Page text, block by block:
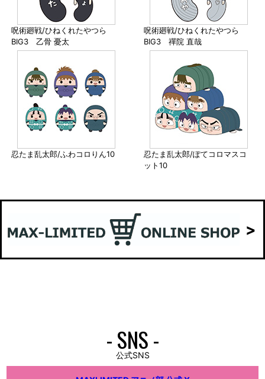
呪術廻戦/ひねくれたやつら
BIG3 乙骨 憂太
呪術廻戦/ひねくれたやつら
BIG3 禪院 直哉
忍たま乱太郎/ふわコロりん10
忍たま乱太郎/ぽてコロマスコ
ット10
- SNS -
公式SNS